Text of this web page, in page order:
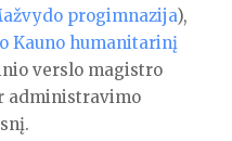
progimnazija),
Kauno humanitarinį
verslo magistro
administravimo